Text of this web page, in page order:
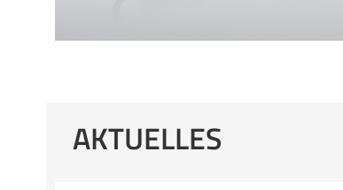
SCHUTZELEMENTE
AKTUELLES